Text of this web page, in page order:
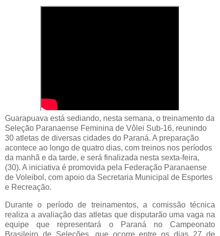
Guarapuava está sediando, nesta semana, o treinamento da
Seleção Paranaense Feminina de Vôlei Sub-16, reunindo
30 atletas de diversas cidades do Paraná. A preparação
acontece ao longo de quatro dias, com treinos nos períodos
da manhã e da tarde, e será finalizada nesta sexta-feira,
(30). A iniciativa é promovida pela Federação Paranaense
de Voleibol, com apoio da Secretaria Municipal de Esportes
e Recreação.
Durante o período de treinamentos, a comissão técnica
realiza a avaliação das atletas que disputarão uma vaga na
equipe que representará o Paraná no Campeonato
Brasileiro de Seleções, que ocorre entre os dias 27 de